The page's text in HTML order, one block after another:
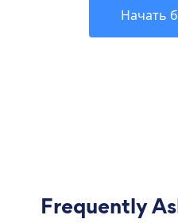
Начать
Frequently